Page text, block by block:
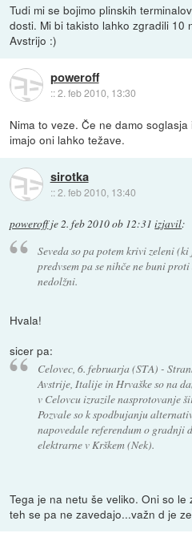
Tudi mi se bojimo plinskih
dosti. Mi bi takisto lahko zgradili 10
Avstrijo :)
poweroff
::2. feb 2010, 13:30
Nima to veze. Če ne damo
imajo oni lahko težave.
sirotka
::2. feb 2010, 13:40
poweroffje2. feb 2010 ob 12:31 izjavil:
Seveda so pa potem krivi zeleni
predvsem pa se nihče ne buni
nedolžni.
Hvala!
sicer pa:
Celovec, 6. februarja (STA) -
Avstrije, Italije in Hrvaške so na
v Celovcu izrazile nasprotovanje
Pozvale so k spodbujanju
napovedale referendum o gradnji
elektrarne v Krškem (Nek).
Tega je na netu še veliko. Oni so
teh se pa ne zavedajo...važn d je